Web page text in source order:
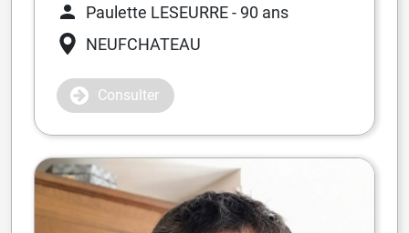
Paulette LESEURRE- 90 ans
NEUFCHATEAU
Consulter